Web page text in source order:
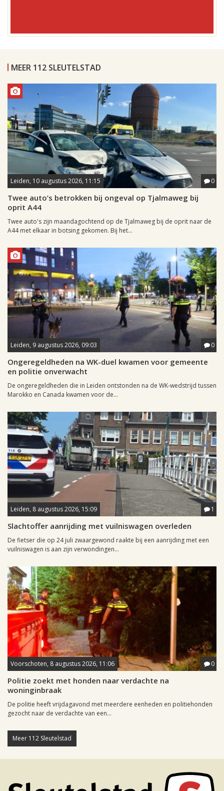
MEER 112 SLEUTELSTAD
Leiden, 10 augustus 2026, 11:15 0
Twee auto’s betrokken bij ongeval op Tjalmaweg bij
oprit A44
Twee auto's zijn maandagochtend op de Tjalmaweg bij de oprit naar de
A44 met elkaar in botsing gekomen. Bij het...
Leiden, 9 augustus 2026, 09:03 0
Ongeregeldheden na WK-duel kwamen voor gemeente
en politie onverwacht
De ongeregeldheden die in Leiden ontstonden na de WK-wedstrijd tussen
Marokko en Canada kwamen voor de...
Leiden, 8 augustus 2026, 15:09 1
Slachtoffer aanrijding met vuilniswagen overleden
De fietser die op 24 juli zwaargewond raakte bij een aanrijding met een
vuilniswagen is aan zijn verwondingen...
Voorschoten, 8 augustus 2026, 11:06 0
Politie zoekt met honden naar verdachte na
woninginbraak
De politie heeft vrijdagavond met meerdere eenheden en politiehonden
gezocht naar de verdachte van een...
Meer 112 Sleutelstad